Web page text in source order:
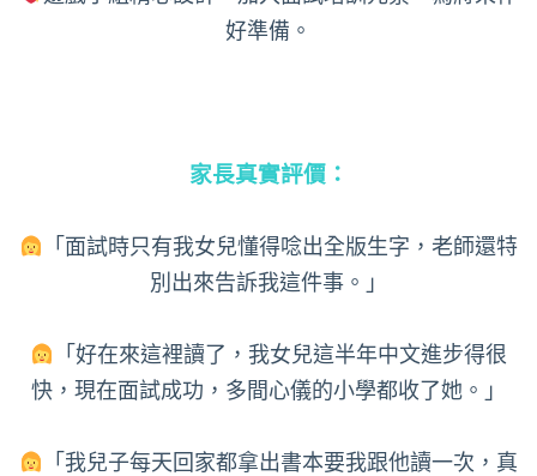
好準備。
家長真實評價：
「面試時只有我女兒懂得唸出全版生字，老師還特
別出來告訴我這件事。」
「好在來這裡讀了，我女兒這半年中文進步得很
快，現在面試成功，多間心儀的小學都收了她。」
「我兒子每天回家都拿出書本要我跟他讀一次，真